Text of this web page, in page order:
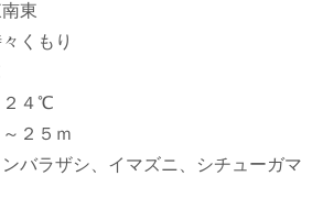
東
くもり
２４℃
２５ｍ
バラザシ、イマズニ、シチューガマ